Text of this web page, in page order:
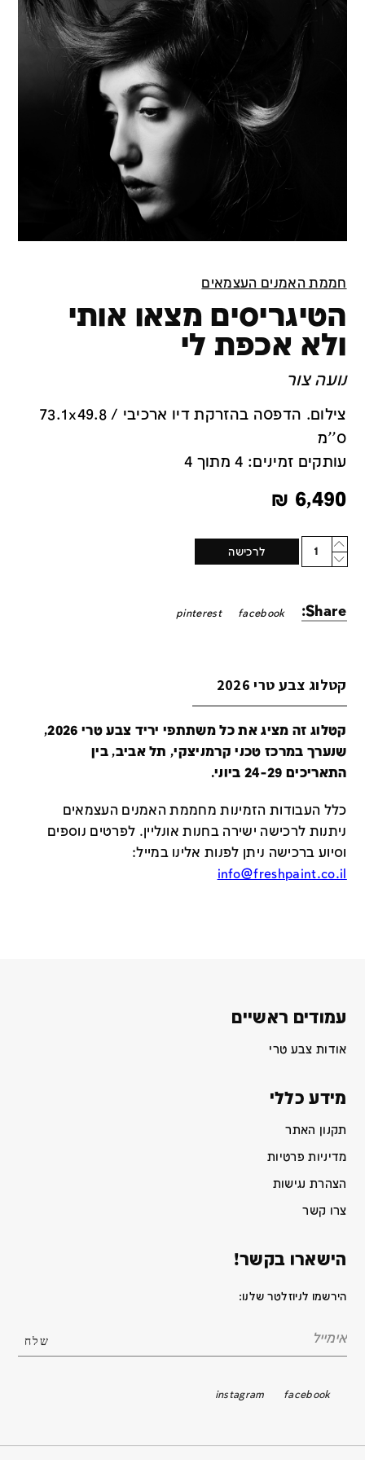
חממת האמנים העצמאים
הטיגריסים מצאו אותי
ולא אכפת לי
נועה צור
צילום. הדפסה בהזרקת דיו ארכיבי / 73.1x49.8
ס''מ
עותקים זמינים: 4 מתוך 4
6,490
₪
Quantity
לרכישה
Share:
facebook
pinterest
קטלוג צבע טרי 2026
קטלוג זה מציג את כל משתתפי יריד צבע טרי 2026,
שנערך במרכז טכני קרמניצקי, תל אביב, בין
התאריכים 24-29 ביוני.
כלל העבודות הזמינות מחממת האמנים העצמאים
ניתנות לרכישה ישירה בחנות אונליין. לפרטים נוספים
וסיוע ברכישה ניתן לפנות אלינו במייל:
info@freshpaint.co.il
עמודים ראשיים
אודות צבע טרי
מידע כללי
תקנון האתר
מדיניות פרטיות
הצהרת נגישות
צרו קשר
הישארו בקשר!
הירשמו לניוזלטר שלנו:
facebook
instagram